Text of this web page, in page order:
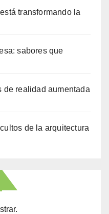
transformando la
sabores que
de realidad aumentada
de la arquitectura